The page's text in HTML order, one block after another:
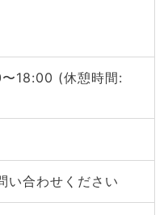
18:00 (休憩時間:
い合わせください